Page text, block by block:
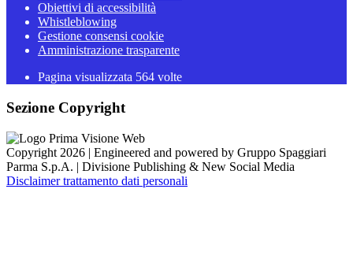
Obiettivi di accessibilità
Whistleblowing
Gestione consensi cookie
Amministrazione trasparente
Pagina visualizzata 564 volte
Sezione Copyright
Copyright 2026 | Engineered and powered by Gruppo Spaggiari
Parma S.p.A. | Divisione Publishing & New Social Media
Disclaimer trattamento dati personali